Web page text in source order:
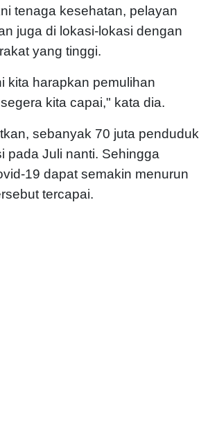
tenaga kesehatan, pelayan
juga di lokasi-lokasi dengan
yang tinggi.
kita harapkan pemulihan
kita capai," kata dia.
sebanyak 70 juta penduduk
pada Juli nanti. Sehingga
19 dapat semakin menurun
tercapai.